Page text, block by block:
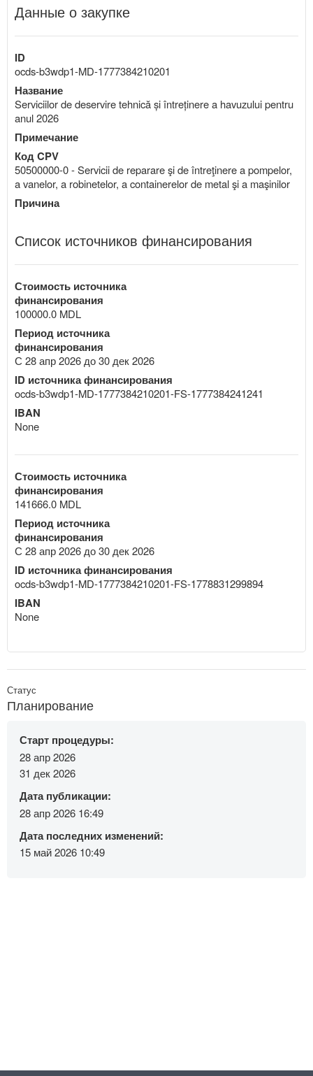
Данные о закупке
ID
ocds-b3wdp1-MD-1777384210201
Название
Serviciilor de deservire tehnică și întreținere a havuzului pentru
anul 2026
Примечание
Код CPV
50500000-0 - Servicii de reparare şi de întreţinere a pompelor,
a vanelor, a robinetelor, a containerelor de metal şi a maşinilor
Причина
Список источников финансирования
Стоимость источника
финансирования
100000.0 MDL
Период источника
финансирования
С 28 апр 2026 до 30 дек 2026
ID источника финансирования
ocds-b3wdp1-MD-1777384210201-FS-1777384241241
IBAN
None
Стоимость источника
финансирования
141666.0 MDL
Период источника
финансирования
С 28 апр 2026 до 30 дек 2026
ID источника финансирования
ocds-b3wdp1-MD-1777384210201-FS-1778831299894
IBAN
None
Статус
Планирование
Старт процедуры:
28 апр 2026
31 дек 2026
Дата публикации:
28 апр 2026 16:49
Дата последних изменений:
15 май 2026 10:49